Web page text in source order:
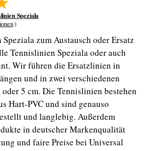
Speziala
)
zum Austausch oder Ersatz
Tennislinien Speziala oder auch
Wir führen die Ersatzlinien in
und in zwei verschiedenen
5 cm. Die Tennislinien bestehen
Hart-PVC und sind genauso
und langlebig. Außerdem
in deutscher Markenqualität
und faire Preise bei Universal